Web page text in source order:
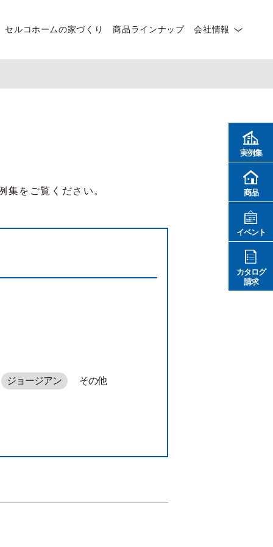
セルコホームの家づくり 商品ラインナップ 会社情報
集をご覧ください。
ジョージアン その他
実例集
商品
イベント
カタログ
請求